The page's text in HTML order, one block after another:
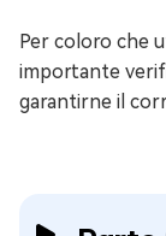
Per coloro che
importante
garantirne il